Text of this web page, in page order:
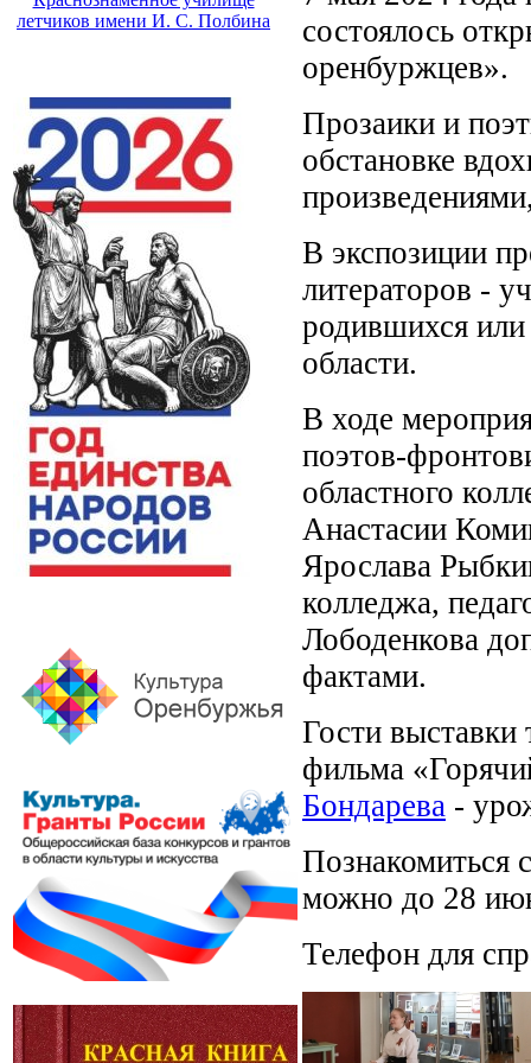
летчиков имени И. С. Полбина
состоялось
оренбуржцев».
Прозаики и
обстановке
В экспозиции
литераторов -
родившихся
области.
В ходе
поэтов-
областного
Анастасии
Ярослава
колледжа,
Лободенкова
фактами.
Гости выставки
фильма
Бондарева -
Познакомиться
можно до 28
Телефон для